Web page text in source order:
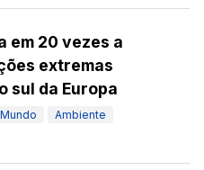
em 20 vezes a
extremas
sul da Europa
Mundo Ambiente